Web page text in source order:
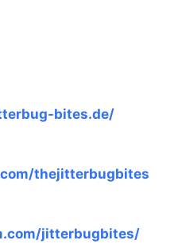
bites.de/
thejitterbugbites
jitterbugbites/